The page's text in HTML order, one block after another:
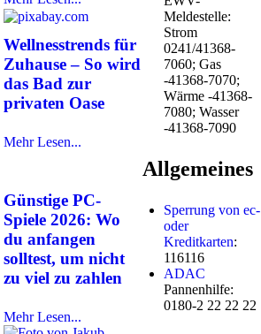
Wellnesstrends für
Zuhause – So wird
das Bad zur
privaten Oase
Mehr Lesen...
Günstige PC-
Spiele 2026: Wo
du anfangen
solltest, um nicht
zu viel zu zahlen
Mehr Lesen...
Meldestelle:
Strom
0241/41368-
7060; Gas
-41368-7070;
Wärme -41368-
7080; Wasser
-41368-7090
Allgemeines
Sperrung von ec-
oder
Kreditkarten:
116116
ADAC
Pannenhilfe:
0180-2 22 22 22